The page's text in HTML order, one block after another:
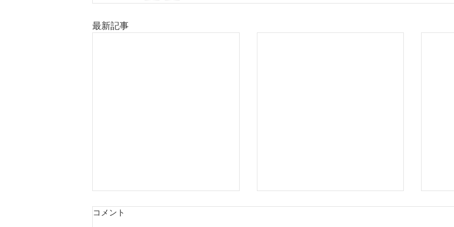
最新記事
コメント